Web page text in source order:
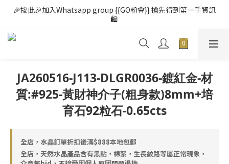
🎉按此🎉加入Whatsapp group {{GO粉會}} 搶先得到第一手資訊
🛍️
JA260516-J113-DLGR0036-鍍紅金-材
質:#925-黃財神介子(粗身款)8mm+培
育石92粒石-0.65cts
全店，水晶訂單折扣後滿$888本地包郵
全店，天然水晶產品含有黑點，棉絮，生長紋路等屬正常現象，